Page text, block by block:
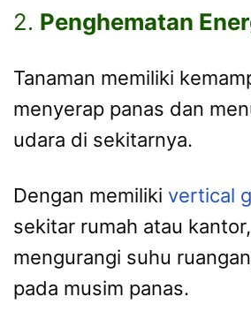
2. Penghematan
Tanaman memiliki
menyerap panas dan
udara di sekitarnya.
Dengan memiliki vertical
sekitar rumah atau
mengurangi suhu
pada musim panas.